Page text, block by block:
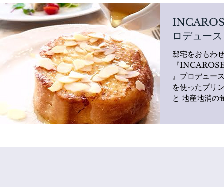
ロデュー
邸宅をおもわ
『
』プロデュース
を使ったプリ
と 地産地消